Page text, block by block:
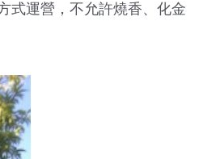
式運營，不允許燒香、化金